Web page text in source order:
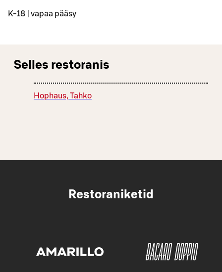
K-18 | vapaa pääsy
Selles restoranis
Hophaus, Tahko
Restoraniketid